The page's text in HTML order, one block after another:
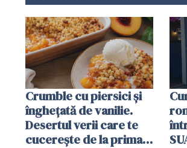
Crumble cu piersici și
înghețată de vanilie.
Desertul verii care te
cucerește de la prima